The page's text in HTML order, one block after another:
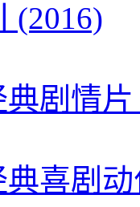
(2016)
典剧情
典喜剧